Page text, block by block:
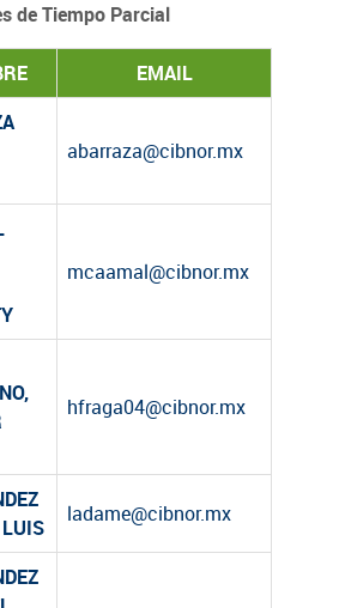
de Tiempo Parcial
EMAIL
abarraza@cibnor.mx
mcaamal@cibnor.mx
hfraga04@cibnor.mx
ladame@cibnor.mx